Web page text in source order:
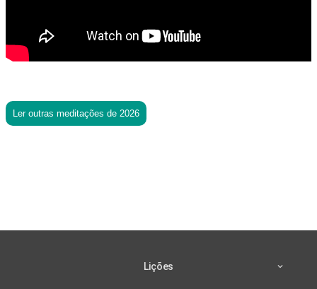
Ler outras meditações de 2026
Lições